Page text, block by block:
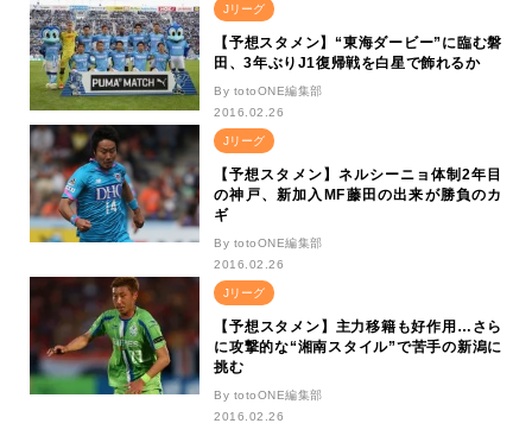
Jリーグ
【予想スタメン】“東海ダービー”に臨む磐
田、3年ぶりJ1復帰戦を白星で飾れるか
By totoONE編集部
2016.02.26
Jリーグ
【予想スタメン】ネルシーニョ体制2年目
の神戸、新加入MF藤田の出来が勝負のカ
ギ
By totoONE編集部
2016.02.26
Jリーグ
【予想スタメン】主力移籍も好作用…さら
に攻撃的な“湘南スタイル”で苦手の新潟に
挑む
By totoONE編集部
2016.02.26